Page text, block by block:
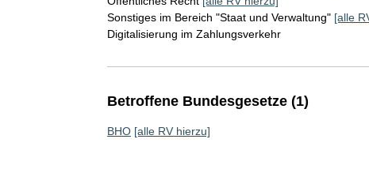
Sonstiges im Bereich "Staat und Verwaltung" [alle
Digitalisierung im Zahlungsverkehr
Betroffene Bundesgesetze (1)
BHO [alle RV hierzu]